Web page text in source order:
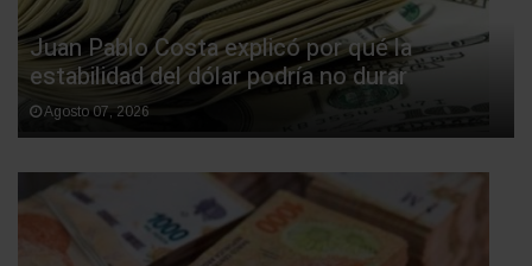
Juan Pablo Costa explicó por qué la
estabilidad del dólar podría no durar
Agosto 07, 2026